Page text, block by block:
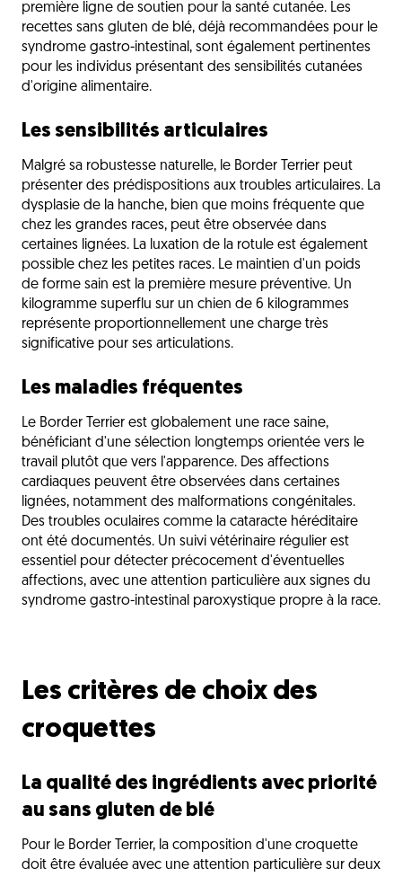
première ligne de soutien pour la santé cutanée. Les
recettes sans gluten de blé, déjà recommandées pour le
syndrome gastro-intestinal, sont également pertinentes
pour les individus présentant des sensibilités cutanées
d'origine alimentaire.
Les sensibilités articulaires
Malgré sa robustesse naturelle, le Border Terrier peut
présenter des prédispositions aux troubles articulaires. La
dysplasie de la hanche, bien que moins fréquente que
chez les grandes races, peut être observée dans
certaines lignées. La luxation de la rotule est également
possible chez les petites races. Le maintien d'un poids
de forme sain est la première mesure préventive. Un
kilogramme superflu sur un chien de 6 kilogrammes
représente proportionnellement une charge très
significative pour ses articulations.
Les maladies fréquentes
Le Border Terrier est globalement une race saine,
bénéficiant d'une sélection longtemps orientée vers le
travail plutôt que vers l'apparence. Des affections
cardiaques peuvent être observées dans certaines
lignées, notamment des malformations congénitales.
Des troubles oculaires comme la cataracte héréditaire
ont été documentés. Un suivi vétérinaire régulier est
essentiel pour détecter précocement d'éventuelles
affections, avec une attention particulière aux signes du
syndrome gastro-intestinal paroxystique propre à la race.
Les critères de choix des
croquettes
La qualité des ingrédients avec priorité
au sans gluten de blé
Pour le Border Terrier, la composition d'une croquette
doit être évaluée avec une attention particulière sur deux